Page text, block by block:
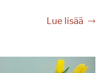
Lue lisää
V
p